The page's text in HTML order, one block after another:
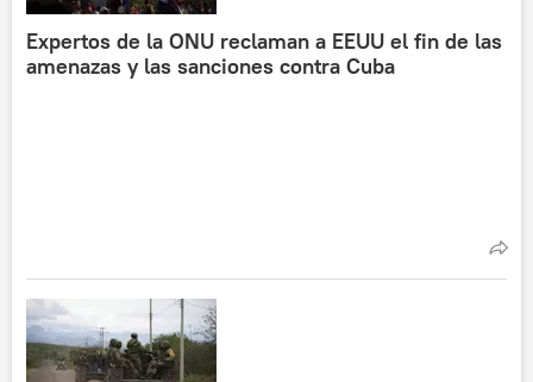
Expertos de la ONU reclaman a EEUU el fin de las
amenazas y las sanciones contra Cuba